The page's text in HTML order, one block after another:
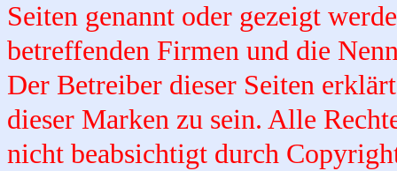
Seiten genannt oder gezeigt
betreffenden Firmen und die
Der Betreiber dieser Seiten
dieser Marken zu sein. Alle
nicht beabsichtigt durch